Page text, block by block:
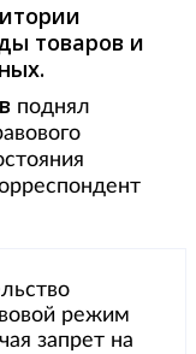
товаров и
поднял
режим
запрет на